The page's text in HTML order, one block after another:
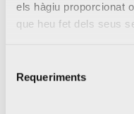
els hàgiu proporcionat
que heu fet dels seus
Requeriments
qualsevol de les
2.En el